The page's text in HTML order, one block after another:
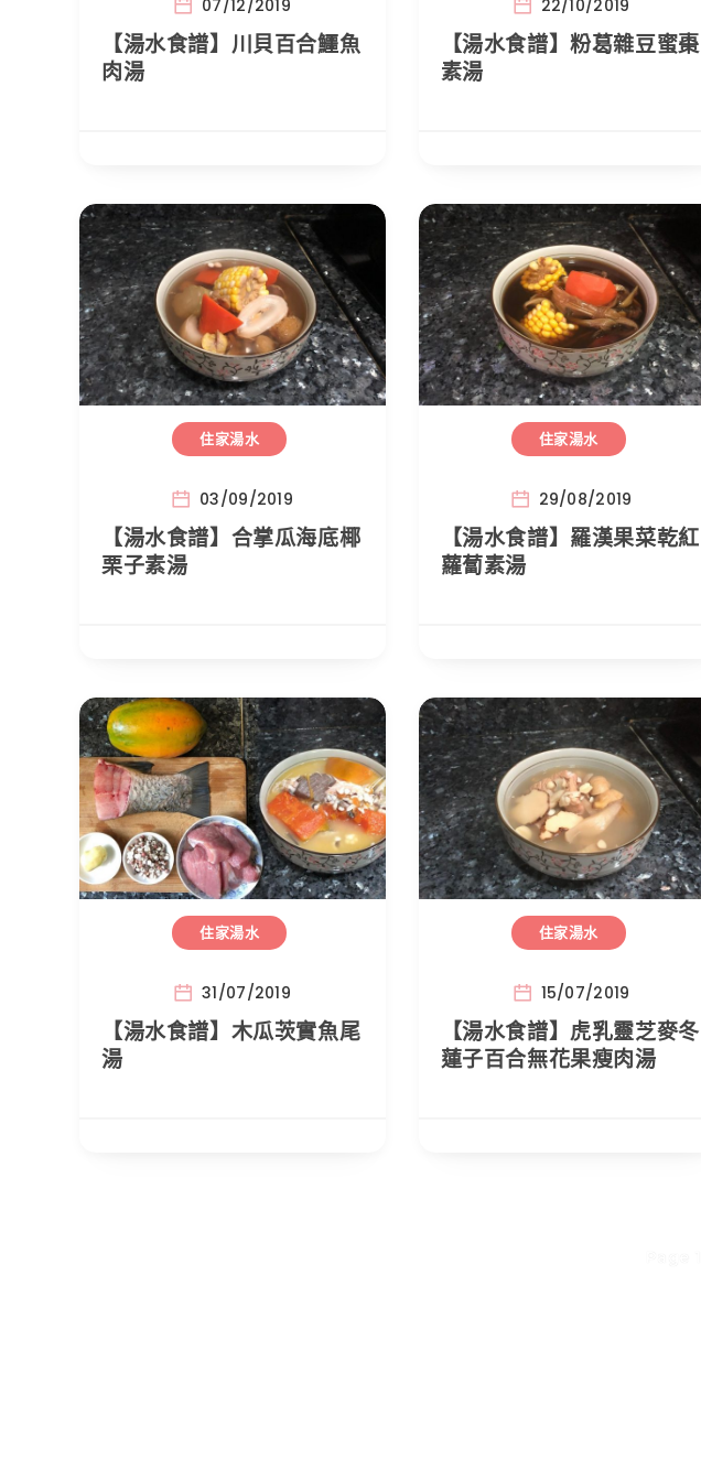
07/12/2019
【湯水食譜】川貝百合鱷魚
肉湯
22/10/2019
【湯水食譜】粉葛雜豆蜜棗
素湯
住家湯水
03/09/2019
【湯水食譜】合掌瓜海底椰
栗子素湯
住家湯水
29/08/2019
【湯水食譜】羅漢果菜乾紅
蘿蔔素湯
住家湯水
31/07/2019
【湯水食譜】木瓜茨實魚尾
湯
住家湯水
15/07/2019
【湯水食譜】虎乳靈芝麥冬
蓮子百合無花果瘦肉湯